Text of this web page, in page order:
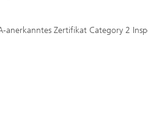
anerkanntes Zertifikat Category 2